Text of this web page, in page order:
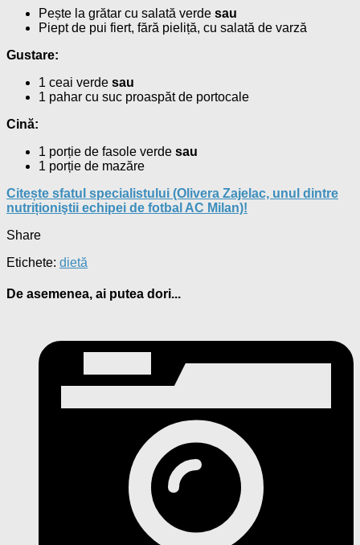
Pește la grătar cu salată verde sau
Piept de pui fiert, fără pieliță, cu salată de varză
Gustare:
1 ceai verde sau
1 pahar cu suc proaspăt de portocale
Cină:
1 porție de fasole verde sau
1 porție de mazăre
Citește sfatul specialistului (Olivera Zajelac, unul dintre
nutriționiştii echipei de fotbal AC Milan)!
Share
Etichete: dietă
De asemenea, ai putea dori...